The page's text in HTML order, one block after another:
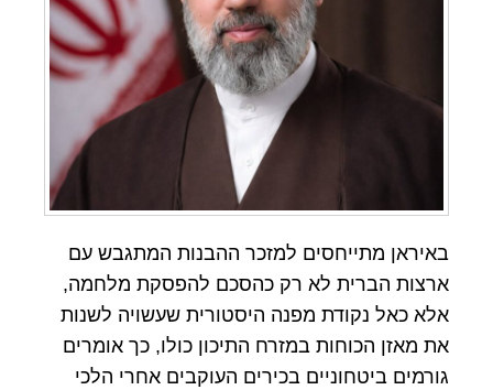
באיראן מתייחסים למזכר ההבנות המתגבש עם
ארצות הברית לא רק כהסכם להפסקת מלחמה,
אלא כאל נקודת מפנה היסטורית שעשויה לשנות
את מאזן הכוחות במזרח התיכון כולו, כך אומרים
גורמים ביטחוניים בכירים העוקבים אחרי הלכי